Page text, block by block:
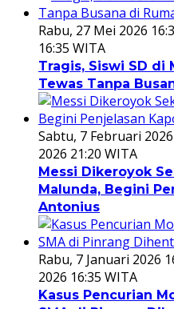
Rabu, 27 Mei 2026
16:35 WITA
Tragis, Siswi SD di
Tewas Tanpa
Sabtu, 7 Februari
2026 21:20 WITA
Messi Dikeroyok
Malunda, Begini
Antonius
Rabu, 7 Januari 2026
2026 16:35 WITA
Kasus Pencurian